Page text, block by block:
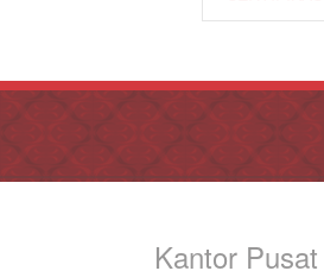
Kantor Pusat